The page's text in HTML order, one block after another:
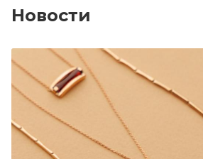
Новости